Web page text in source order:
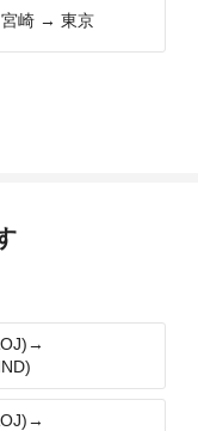
宮崎 → 東京